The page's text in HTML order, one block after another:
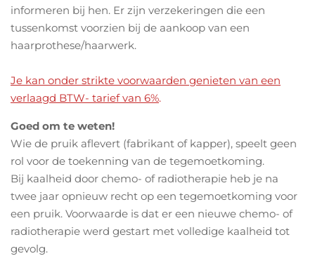
informeren bij hen. Er zijn verzekeringen die een
tussenkomst voorzien bij de aankoop van een
haarprothese/haarwerk.
Je kan onder strikte voorwaarden genieten van een
verlaagd BTW- tarief van 6%.
Goed om te weten!
Wie de pruik aflevert (fabrikant of kapper), speelt geen
rol voor de toekenning van de tegemoetkoming.
Bij kaalheid door chemo- of radiotherapie heb je na
twee jaar opnieuw recht op een tegemoetkoming voor
een pruik. Voorwaarde is dat er een nieuwe chemo- of
radiotherapie werd gestart met volledige kaalheid tot
gevolg.